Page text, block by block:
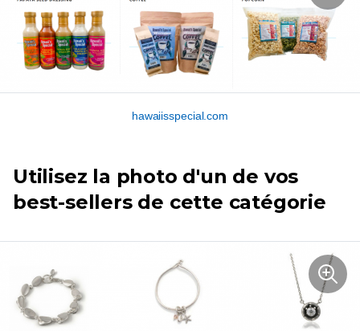
hawaiisspecial.com
Utilisez la photo d'un de vos
best-sellers de cette catégorie